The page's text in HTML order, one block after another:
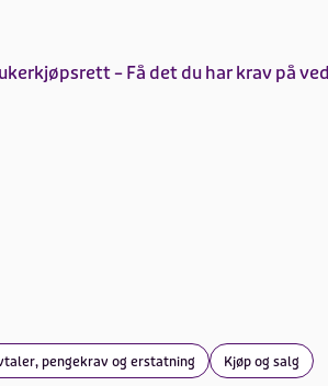
– Få det du har krav på
pengekrav og erstatning Kjøp og salg